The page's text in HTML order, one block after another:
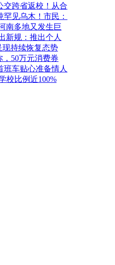
交跨省返校！从合
见乌木！市民：
南多地又发生巨
新规：推出个人
现持续恢复态势
，50万元消费券
班车贴心准备情人
校比例近100%